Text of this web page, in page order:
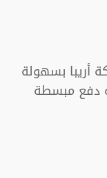
أريبا بسهولة
دفع مبسطة